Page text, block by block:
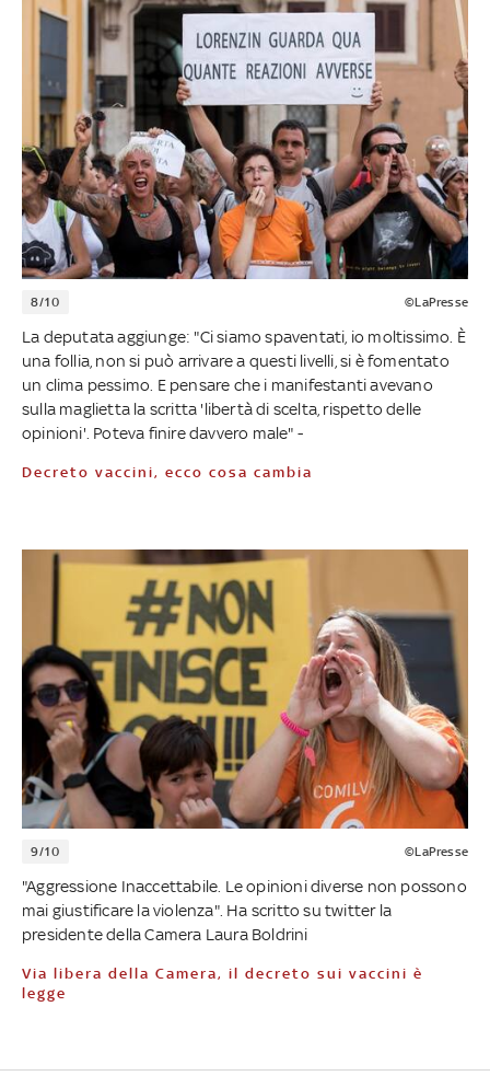
8/10 ©LaPresse
La deputata aggiunge: "Ci siamo spaventati, io moltissimo. È
una follia, non si può arrivare a questi livelli, si è fomentato
un clima pessimo. E pensare che i manifestanti avevano
sulla maglietta la scritta 'libertà di scelta, rispetto delle
opinioni'. Poteva finire davvero male" -
Decreto vaccini, ecco cosa cambia
9/10 ©LaPresse
"Aggressione Inaccettabile. Le opinioni diverse non possono
mai giustificare la violenza". Ha scritto su twitter la
presidente della Camera Laura Boldrini
Via libera della Camera, il decreto sui vaccini è
legge